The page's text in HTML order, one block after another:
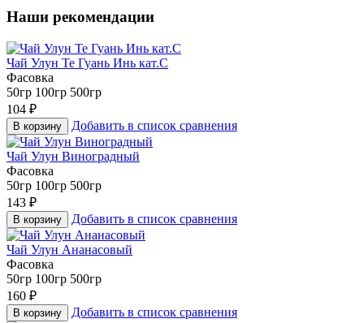
Наши рекомендации
Чай Улун Те Гуань Инь кат.С
Фасовка
50гр 100гр 500гр
104 ₽
В корзину Добавить в список сравнения
Чай Улун Виноградный
Фасовка
50гр 100гр 500гр
143 ₽
В корзину Добавить в список сравнения
Чай Улун Ананасовый
Фасовка
50гр 100гр 500гр
160 ₽
В корзину Добавить в список сравнения